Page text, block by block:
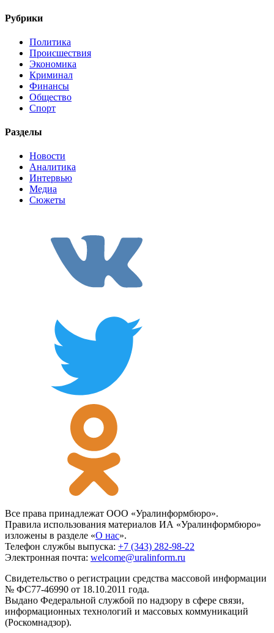
Рубрики
Политика
Происшествия
Экономика
Криминал
Финансы
Общество
Спорт
Разделы
Новости
Аналитика
Интервью
Медиа
Сюжеты
Все права принадлежат ООО «Уралинформбюро».
Правила использования материалов ИА «Уралинформбюро»
изложены в разделе «О нас».
Телефон службы выпуска: +7 (343) 282-98-22
Электронная почта: welcome@uralinform.ru
Свидетельство о регистрации средства массовой информации
№ ФС77-46990 от 18.10.2011 года.
Выдано Федеральной службой по надзору в сфере связи,
информационных технологий и массовых коммуникаций
(Роскомнадзор).